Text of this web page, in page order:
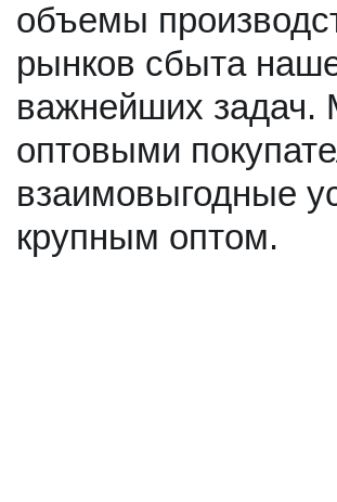
объемы
рынков сбыта
важнейших задач.
оптовыми
взаимовыгодные
крупным оптом.